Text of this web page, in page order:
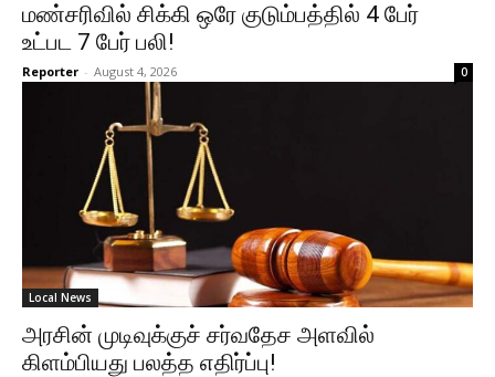
மண்சரிவில் சிக்கி ஒரே குடும்பத்தில் 4 பேர்
உட்பட 7 பேர் பலி!
Reporter - August 4, 2026 0
Local News
அரசின் முடிவுக்குச் சர்வதேச அளவில்
கிளம்பியது பலத்த எதிர்ப்பு!